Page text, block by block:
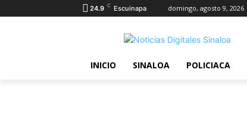
24.9 C Escuinapa domingo, agosto 9, 2026
INICIO SINALOA POLICIACA